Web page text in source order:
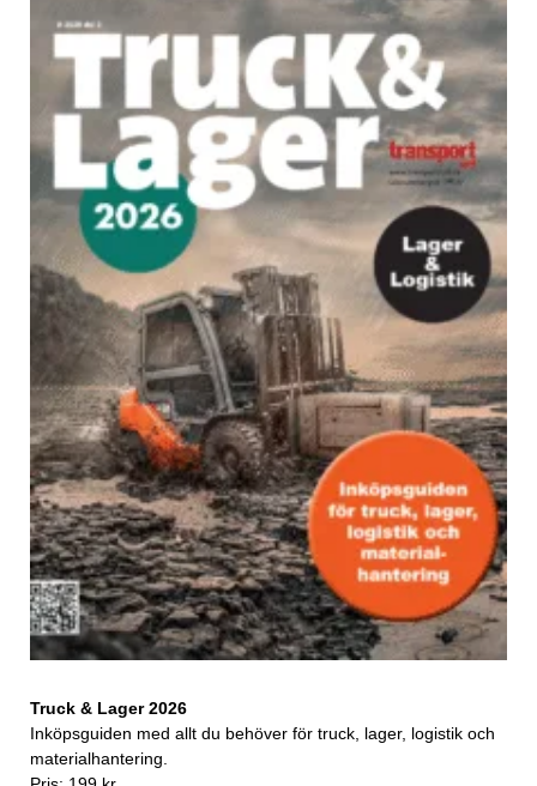
Truck & Lager 2026
Inköpsguiden med allt du behöver för truck, lager, logistik och
materialhantering.